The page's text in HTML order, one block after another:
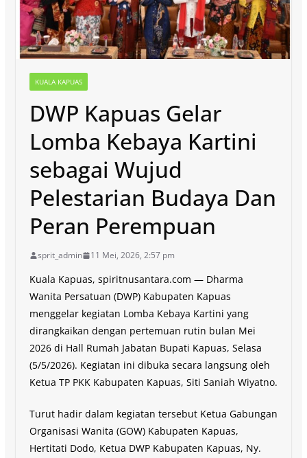
KUALA KAPUAS
DWP Kapuas Gelar
Lomba Kebaya Kartini
sebagai Wujud
Pelestarian Budaya Dan
Peran Perempuan
sprit_admin 11 Mei, 2026, 2:57 pm
Kuala Kapuas, spiritnusantara.com — Dharma
Wanita Persatuan (DWP) Kabupaten Kapuas
menggelar kegiatan Lomba Kebaya Kartini yang
dirangkaikan dengan pertemuan rutin bulan Mei
2026 di Hall Rumah Jabatan Bupati Kapuas, Selasa
(5/5/2026). Kegiatan ini dibuka secara langsung oleh
Ketua TP PKK Kabupaten Kapuas, Siti Saniah Wiyatno.
Turut hadir dalam kegiatan tersebut Ketua Gabungan
Organisasi Wanita (GOW) Kabupaten Kapuas,
Hertitati Dodo, Ketua DWP Kabupaten Kapuas, Ny.